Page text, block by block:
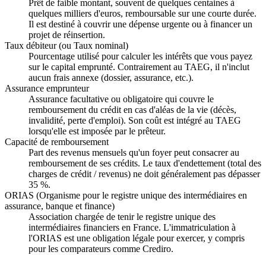
Prêt de faible montant, souvent de quelques centaines à
quelques milliers d'euros, remboursable sur une courte durée.
Il est destiné à couvrir une dépense urgente ou à financer un
projet de réinsertion.
Taux débiteur (ou Taux nominal)
Pourcentage utilisé pour calculer les intérêts que vous payez
sur le capital emprunté. Contrairement au TAEG, il n'inclut
aucun frais annexe (dossier, assurance, etc.).
Assurance emprunteur
Assurance facultative ou obligatoire qui couvre le
remboursement du crédit en cas d'aléas de la vie (décès,
invalidité, perte d'emploi). Son coût est intégré au TAEG
lorsqu'elle est imposée par le prêteur.
Capacité de remboursement
Part des revenus mensuels qu'un foyer peut consacrer au
remboursement de ses crédits. Le taux d'endettement (total des
charges de crédit / revenus) ne doit généralement pas dépasser
35 %.
ORIAS (Organisme pour le registre unique des intermédiaires en
assurance, banque et finance)
Association chargée de tenir le registre unique des
intermédiaires financiers en France. L'immatriculation à
l'ORIAS est une obligation légale pour exercer, y compris
pour les comparateurs comme Crediro.